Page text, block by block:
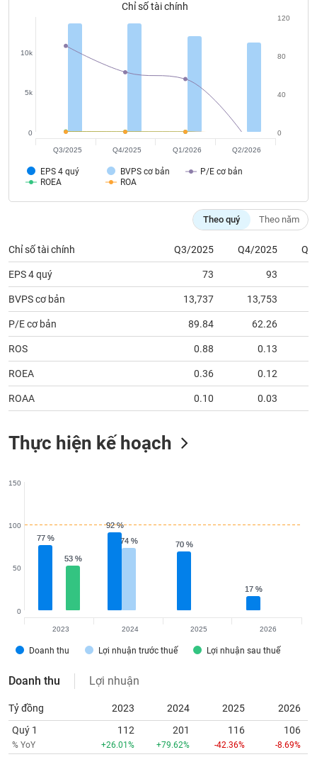
Chỉ số tài chính
EPS 4 quý BVPS cơ bản
P/E cơ bản
ROEA
ROA
0
5k
10k
0
40
80
120
Q3/2025 Q4/2025 Q1/2026 Q2/2026
Theo quý Theo năm
Chỉ số tài chính Q3/2025 Q4/2025
EPS 4 quý 73 93
BVPS cơ bản 13,737 13,753
P/E cơ bản 89.84 62.26
ROS 0.88 0.13
ROEA 0.36 0.12
ROAA 0.10 0.03
Thực hiện kế hoạch
77 %
77 %
92 %
92 %
70 %
70 %
17 %
17 %
74 %
74 %
53 %
53 %
Doanh thu Lợi nhuận trước thuế Lợi nhuận sau thuế
0
50
100
150
2023 2024 2025 2026
Doanh thu Lợi nhuận
Tỷ đồng 2023 2024 2025
2026
Quý 1
% YoY
112
+26.01%
201
+79.62%
116
-42.36%
106
-8.69%